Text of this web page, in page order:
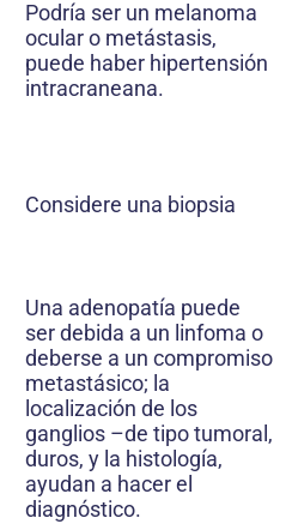
Podría ser un melanoma
ocular o metástasis,
puede haber hipertensión
intracraneana.
Considere una biopsia
Una adenopatía puede
ser debida a un linfoma o
deberse a un compromiso
metastásico; la
localización de los
ganglios –de tipo tumoral,
duros, y la histología,
ayudan a hacer el
diagnóstico.